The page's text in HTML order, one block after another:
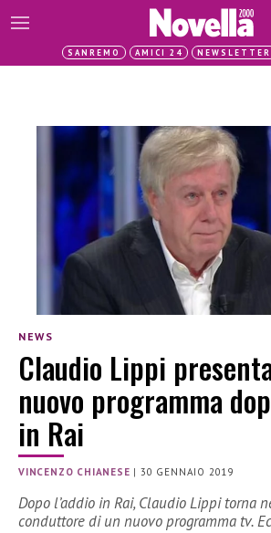
SANREMO AMICI 24 NEWSLETTER
NEWS
Claudio Lippi
nuovo programma
in Rai
VINCENZO CHIANESE |30 GENNAIO 2019
Dopo l’addio in Rai, Claudio Lippi torna
conduttore di un nuovo programma tv.